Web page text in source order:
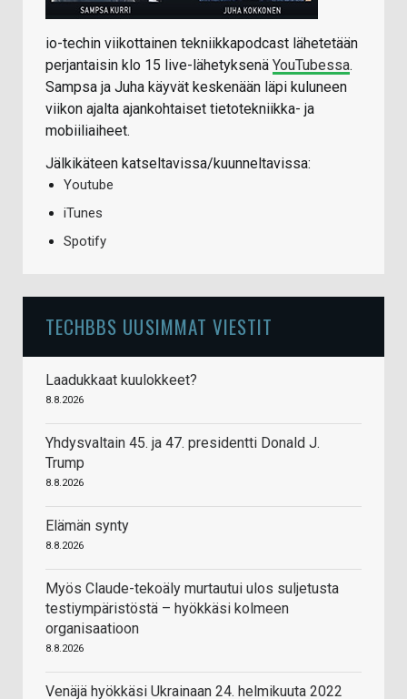
io-techin viikottainen tekniikkapodcast lähetetään
perjantaisin klo 15 live-lähetyksenä YouTubessa.
Sampsa ja Juha käyvät keskenään läpi kuluneen
viikon ajalta ajankohtaiset tietotekniikka- ja
mobiiliaiheet.
Jälkikäteen katseltavissa/kuunneltavissa:
Youtube
iTunes
Spotify
TECHBBS UUSIMMAT VIESTIT
Laadukkaat kuulokkeet?
8.8.2026
Yhdysvaltain 45. ja 47. presidentti Donald J.
Trump
8.8.2026
Elämän synty
8.8.2026
Myös Claude-tekoäly murtautui ulos suljetusta
testiympäristöstä – hyökkäsi kolmeen
organisaatioon
8.8.2026
Venäjä hyökkäsi Ukrainaan 24. helmikuuta 2022